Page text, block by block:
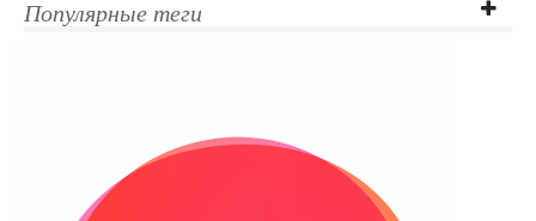
Популярные теги